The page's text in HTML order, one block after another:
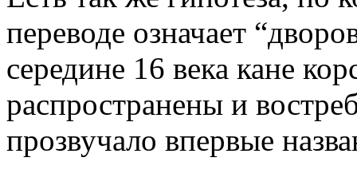
переводе означает
середине 16 века кане
распространены и
прозвучало впервые